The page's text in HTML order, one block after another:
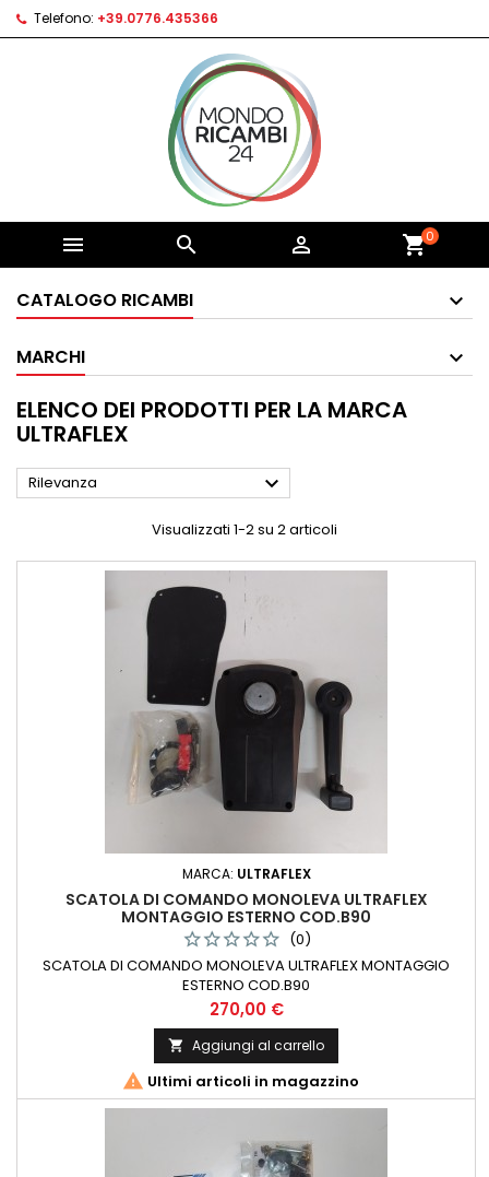
Telefono: +39.0776.435366
   shopping_cart0
CATALOGO RICAMBI
MARCHI
ELENCO DEI PRODOTTI PER LA MARCA
ULTRAFLEX
Rilevanza 
Visualizzati 1-2 su 2 articoli
MARCA: ULTRAFLEX
SCATOLA DI COMANDO MONOLEVA ULTRAFLEX
MONTAGGIO ESTERNO COD.B90
(0)
SCATOLA DI COMANDO MONOLEVA ULTRAFLEX MONTAGGIO
ESTERNO COD.B90
Prezzo
270,00 €
 Aggiungi al carrello
 Ultimi articoli in magazzino